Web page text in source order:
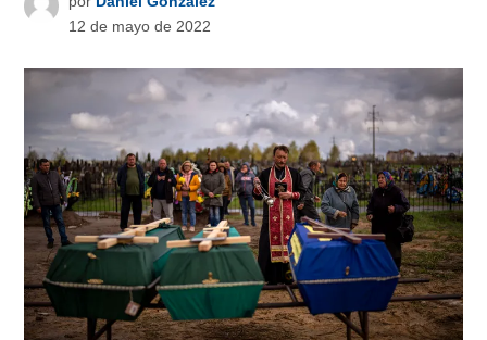
12 de mayo de 2022